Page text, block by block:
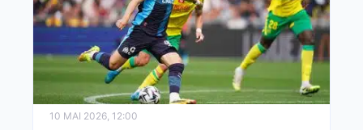
10 MAI 2026, 12:00